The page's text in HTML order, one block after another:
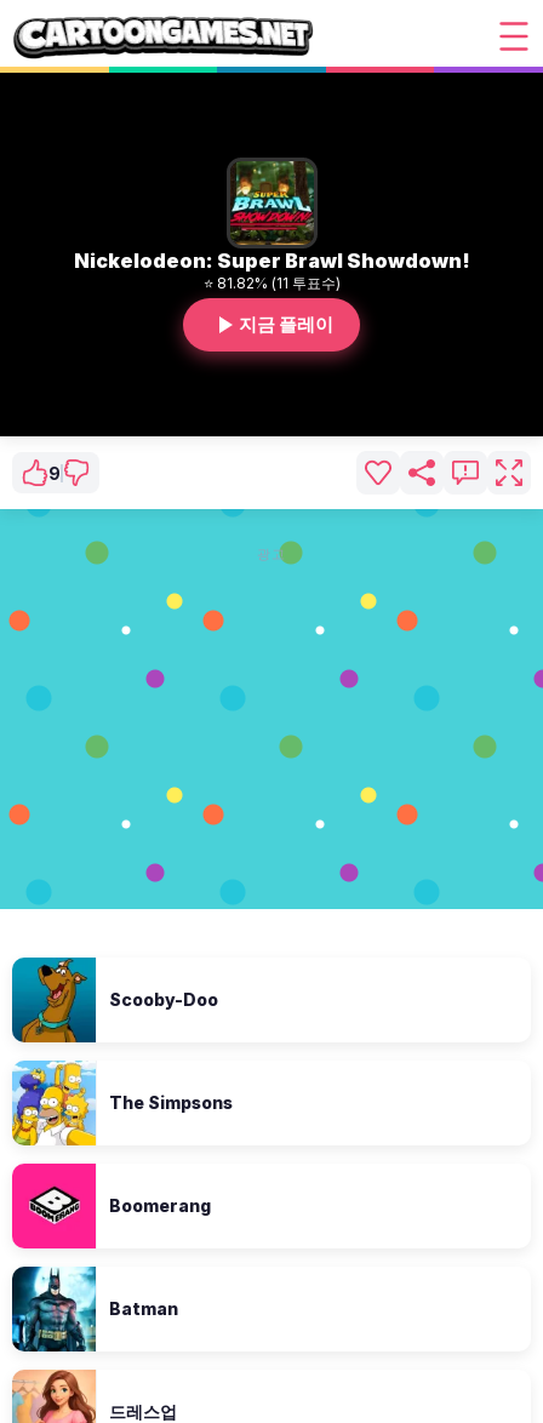
Nickelodeon: Super Brawl Showdown!
⭐ 81.82% (11 투표수)
지금 플레이
9
광고
Scooby-Doo
The Simpsons
Boomerang
Batman
드레스업